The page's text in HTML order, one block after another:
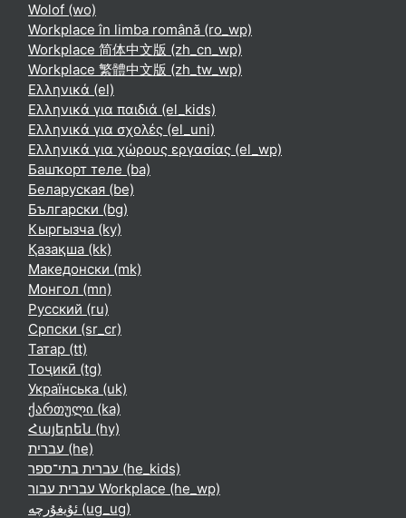
Wolof ‎(wo)‎
Workplace în limba română ‎(ro_wp)‎
Workplace 简体中文版 ‎(zh_cn_wp)‎
Workplace 繁體中文版 ‎(zh_tw_wp)‎
Ελληνικά ‎(el)‎
Ελληνικά για παιδιά ‎(el_kids)‎
Ελληνικά για σχολές ‎(el_uni)‎
Ελληνικά για χώρους εργασίας ‎(el_wp)‎
Башҡорт теле ‎(ba)‎
Беларуская ‎(be)‎
Български ‎(bg)‎
Кыргызча ‎(ky)‎
Қазақша ‎(kk)‎
Македонски ‎(mk)‎
Монгол ‎(mn)‎
Русский ‎(ru)‎
Српски ‎(sr_cr)‎
Татар ‎(tt)‎
Тоҷикӣ ‎(tg)‎
Українська ‎(uk)‎
ქართული ‎(ka)‎
Հայերեն ‎(hy)‎
עברית ‎(he)‎
עברית בתי־ספר ‎(he_kids)‎
עברית עבור Workplace ‎(he_wp)‎
ئۇيغۇرچە ‎(ug_ug)‎